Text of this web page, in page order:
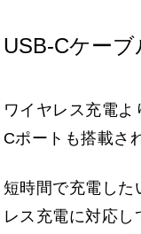
USB-Cケー
ワイヤレス充電
Cポートも搭載さ
短時間で充電した
レス充電に対応し